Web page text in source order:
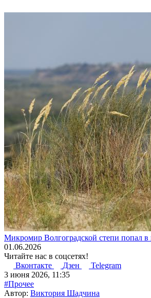
Микромир Волгоградской степи попал в
01.06.2026
Читайте нас в соцсетях!
Вконтакте
Дзен
Telegram
3 июня 2026, 11:35
#Прочее
Автор: Виктория Шадчина